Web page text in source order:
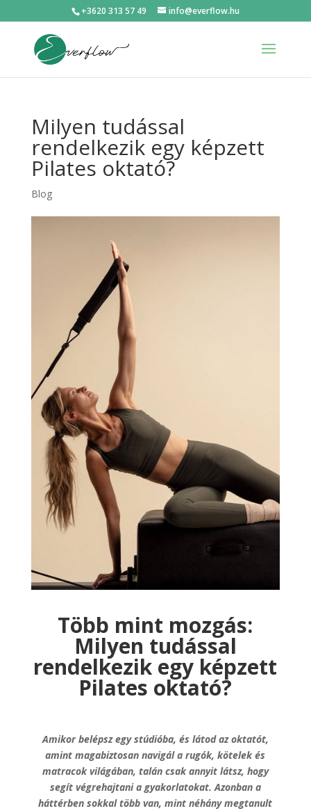
+3620 313 57 49 info@everflow.hu
Milyen tudással
rendelkezik egy képzett
Pilates oktató?
Blog
Több mint mozgás:
Milyen tudással
rendelkezik egy képzett
Pilates oktató?
Amikor belépsz egy stúdióba, és látod az oktatót,
amint magabiztosan navigál a rugók, kötelek és
matracok világában, talán csak annyit látsz, hogy
segít végrehajtani a gyakorlatokat. Azonban a
háttérben sokkal több van, mint néhány megtanult